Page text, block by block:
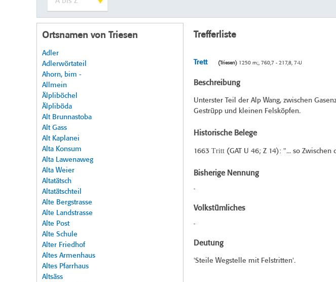
Ortsnamen von Triesen
Adler
Adlerwörtateil
Ahorn, bim -
Allmein
Älpliböchel
Älpliböda
Alt Brunnastoba
Alt Gass
Alt Kaplanei
Alta Konsum
Alta Lawenaweg
Alta Weier
Altatätsch
Altatätschteil
Alte Bergstrasse
Alte Landstrasse
Alte Post
Alte Schule
Alter Friedhof
Altes Armenhaus
Altes Pfarrhaus
Altsäss
Trefferliste
Trett (Triesen)1250 m;, 760,7 - 217,8, 7-U
Beschreibung
Unterster Teil der Alp Wang, zwischen
Gestrüpp und kleinen Felsköpfen.
Historische Belege
1663 Tritt(GAT U 46; Z 14): "... so
Bisherige Nennung
-
Volkstümliches
-
Deutung
'Steile Wegstelle mit Felstritten'.